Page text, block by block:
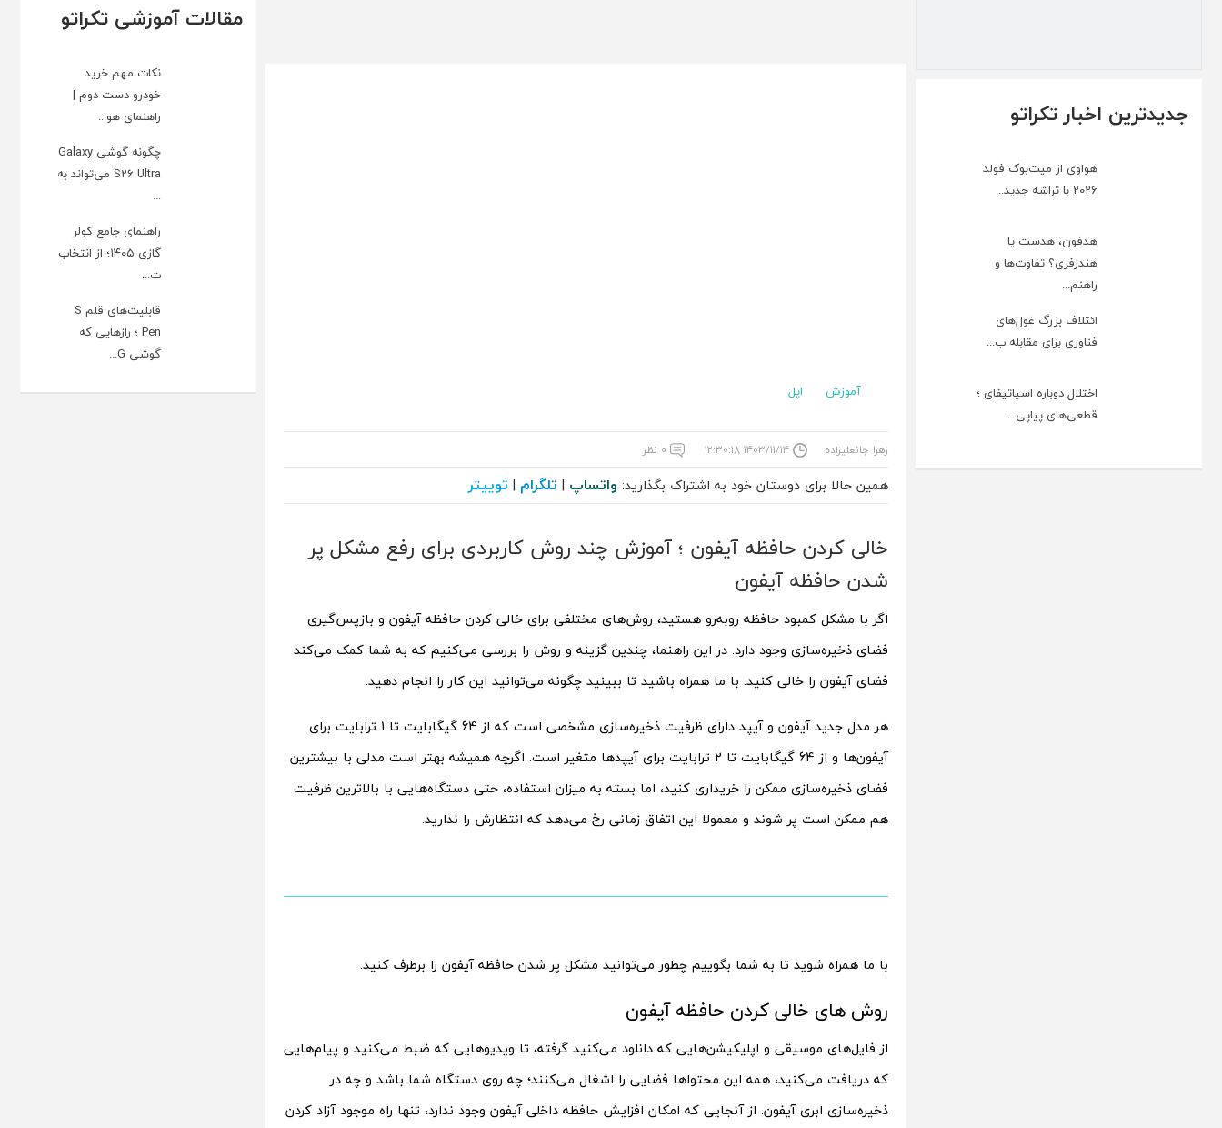
جدیدترین اخبار تکراتو
هواوی از میت‌بوک فولد
2026 با تراشه جدید...
هدفون، هدست یا
هندزفری؟ تفاوت‌ها و
راهنم...
ائتلاف بزرگ غول‌های
فناوری برای مقابله ب...
اختلال دوباره اسپاتیفای ؛
قطعی‌های پیاپی...
آموزش اپل
زهرا جانعلیزاده ۱۴۰۳/۱۱/۱۴ ۱۲:۳۰:۱۸ ۰ نظر
همین حالا برای دوستان خود به اشتراک بگذارید: واتساپ | تلگرام | توییتر
خالی کردن حافظه آیفون ؛ آموزش چند روش کاربردی برای رفع مشکل پر
شدن حافظه آیفون
اگر با مشکل کمبود حافظه روبه‌رو هستید، روش‌های مختلفی برای خالی کردن حافظه آیفون و بازپس‌گیری
فضای ذخیره‌سازی وجود دارد. در این راهنما، چندین گزینه و روش را بررسی می‌کنیم که به شما کمک می‌کند
فضای آیفون را خالی کنید. با ما همراه باشید تا ببینید چگونه می‌توانید این کار را انجام دهید.
هر مدل جدید آیفون و آیپد دارای ظرفیت ذخیره‌سازی مشخصی است که از 64 گیگابایت تا 1 ترابایت برای
آیفون‌ها و از 64 گیگابایت تا 2 ترابایت برای آیپدها متغیر است. اگرچه همیشه بهتر است مدلی با بیشترین
فضای ذخیره‌سازی ممکن را خریداری کنید، اما بسته به میزان استفاده، حتی دستگاه‌هایی با بالاترین ظرفیت
هم ممکن است پر شوند و معمولا این اتفاق زمانی رخ می‌دهد که انتظارش را ندارید.
با ما همراه شوید تا به شما بگوییم چطور می‌توانید مشکل پر شدن حافظه آیفون را برطرف کنید.
روش های خالی کردن حافظه آیفون
از فایل‌های موسیقی و اپلیکیشن‌هایی که دانلود می‌کنید گرفته، تا ویدیوهایی که ضبط می‌کنید و پیام‌هایی
که دریافت می‌کنید، همه این محتواها فضایی را اشغال می‌کنند؛ چه روی دستگاه شما باشد و چه در
ذخیره‌سازی ابری آیفون. از آنجایی که امکان افزایش حافظه داخلی آیفون وجود ندارد، تنها راه موجود آزاد کردن
مقالات آموزشی تکراتو
نکات مهم خرید
خودرو دست دوم |
راهنمای هو...
چگونه گوشی Galaxy
S26 Ultra می‌تواند به
...
راهنمای جامع کولر
گازی ۱۴۰۵؛ از انتخاب
ت...
قابلیت‌های قلم S
Pen ؛ رازهایی که
گوشی G...